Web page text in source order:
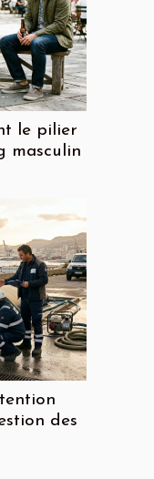
le pilier
masculin
des